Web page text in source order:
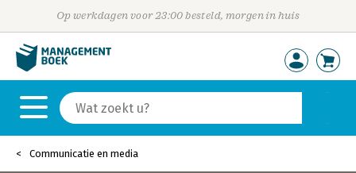
Op werkdagen voor 23:00 besteld, morgen in huis
Communicatie en media